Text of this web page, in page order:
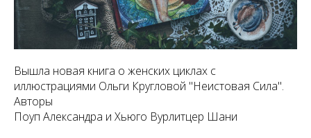
Вышла новая книга о женских циклах с
иллюстрациями Ольги Кругловой "Неистовая Сила".
Авторы
Поуп Александра и Хьюго Вурлитцер Шани